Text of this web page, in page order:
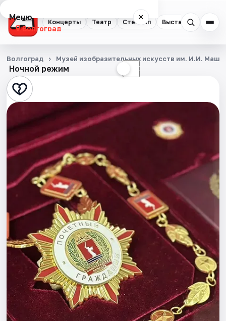
Концерты Театр Стендап Выставки
Меню ×
Волгоград
Концерты
Театр
Стендап
Выставки
Квесты
Экскурсии
Спорт
События
Города
Площадки
Артисты
Ночной режим ☾
Волгоград Музей изобразительных искусств им. И.И.